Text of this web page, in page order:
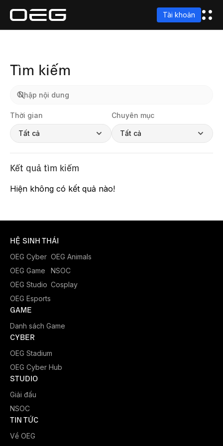
Tài khoản
Tìm kiếm
Thời gian
Tất cả
Chuyên mục
Tất cả
Kết quả tìm kiếm
Hiện không có kết quả nào!
HỆ SINH THÁI
OEG Cyber
OEG Game
OEG Studio
OEG Esports
OEG Animals
NSOC
Cosplay
GAME
Danh sách Game
CYBER
OEG Stadium
OEG Cyber Hub
STUDIO
Giải đấu
NSOC
TIN TỨC
Về OEG